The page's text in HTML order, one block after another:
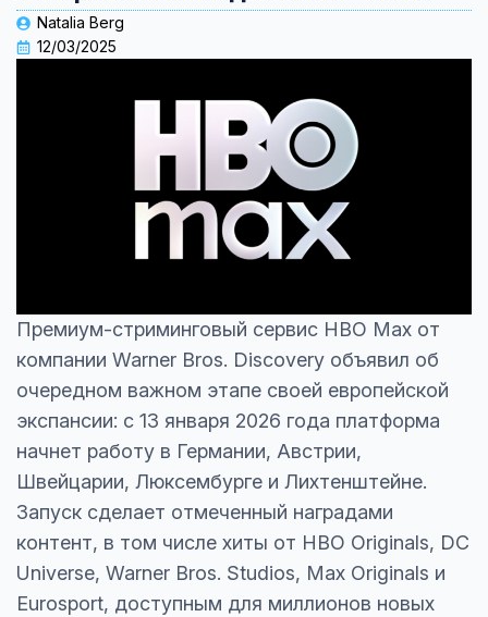
Natalia Berg
12/03/2025
Премиум-стриминговый сервис HBO Max от
компании Warner Bros. Discovery объявил об
очередном важном этапе своей европейской
экспансии: с 13 января 2026 года платформа
начнет работу в Германии, Австрии,
Швейцарии, Люксембурге и Лихтенштейне.
Запуск сделает отмеченный наградами
контент, в том числе хиты от HBO Originals, DC
Universe, Warner Bros. Studios, Max Originals и
Eurosport, доступным для миллионов новых